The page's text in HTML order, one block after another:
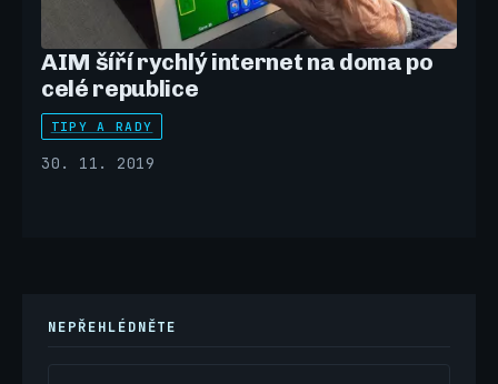
AIM šíří rychlý internet na doma po
celé republice
TIPY A RADY
30. 11. 2019
NEPŘEHLÉDNĚTE